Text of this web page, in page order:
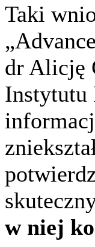
Taki
dr Alicję
Instytutu
w niej